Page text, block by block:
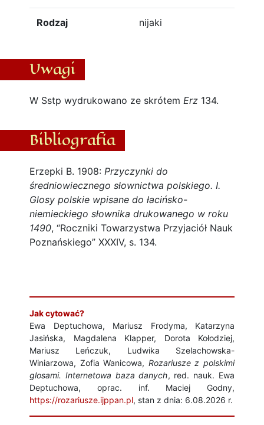
Rodzaj nijaki
Uwagi
W Sstp wydrukowano ze skrótem Erz 134.
Bibliografia
Erzepki B. 1908: Przyczynki do
średniowiecznego słownictwa polskiego. I.
Glosy polskie wpisane do łacińsko-
niemieckiego słownika drukowanego w roku
1490, “Roczniki Towarzystwa Przyjaciół Nauk
Poznańskiego” XXXIV, s. 134.
Jak cytować?
Ewa Deptuchowa, Mariusz Frodyma, Katarzyna
Jasińska, Magdalena Klapper, Dorota Kołodziej,
Mariusz Leńczuk, Ludwika Szelachowska-
Winiarzowa, Zofia Wanicowa, Rozariusze z polskimi
glosami. Internetowa baza danych, red. nauk. Ewa
Deptuchowa, oprac. inf. Maciej Godny,
https://rozariusze.ijppan.pl, stan z dnia: 6.08.2026 r.